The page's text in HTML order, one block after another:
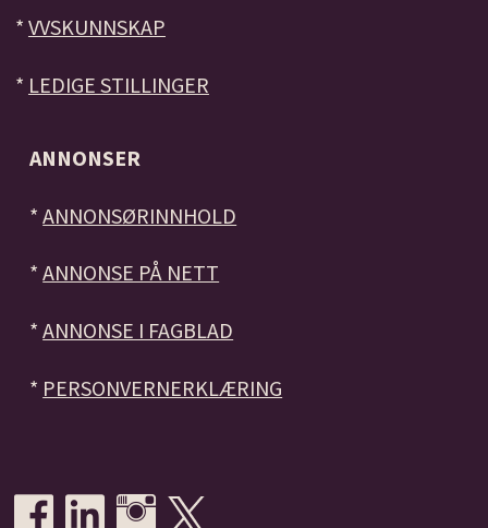
* VVSKUNNSKAP
* LEDIGE STILLINGER
ANNONSER
*ANNONSØRINNHOLD
*ANNONSE PÅ NETT
*ANNONSE I FAGBLAD
* PERSONVERNERKLÆRING